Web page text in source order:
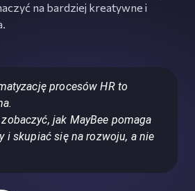
na bardziej kreatywne i
procesów HR to
jak MayBee pomaga
i skupiać się na rozwoju, a nie